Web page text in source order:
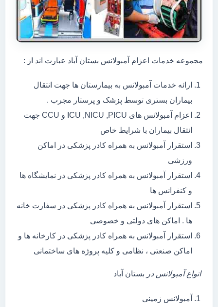
مجموعه خدمات اعزام آمبولانس بستان آباد عبارت اند از :
ارائه خدمات آمبولانس به بیمارستان ها جهت انتقال
بیماران بستری توسط پزشک و پرستار مجرب .
اعزام آمبولانس های ICU ,NICU ,PICU و CCU جهت
انتقال بیماران با شرایط خاص
استقرار آمبولانس به همراه کادر پزشکی در اماکن
ورزشی
استقرار آمبولانس به همراه کادر پزشکی در نمایشگاه ها
و کنفرانس ها
استقرار آمبولانس به همراه کادر پزشکی در سفارت خانه
ها . اماکن های دولتی و خصوصی
استقرار آمبولانس به همراه کادر پزشکی در کارخانه ها و
اماکن صنعتی ، نظامی و کلیه پروژه های ساختمانی
انواع آمبولانس در بستان آباد
آمبولانس زمینی